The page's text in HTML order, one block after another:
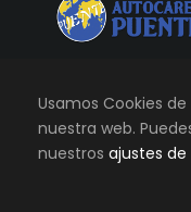
Usamos Cookies
nuestra web.
nuestros ajustes